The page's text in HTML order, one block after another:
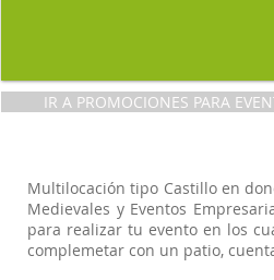
IR A PROMOCIONES PARA
Multilocación tipo Castillo en
Medievales y Eventos
para realizar tu evento en los
complemetar con un patio,